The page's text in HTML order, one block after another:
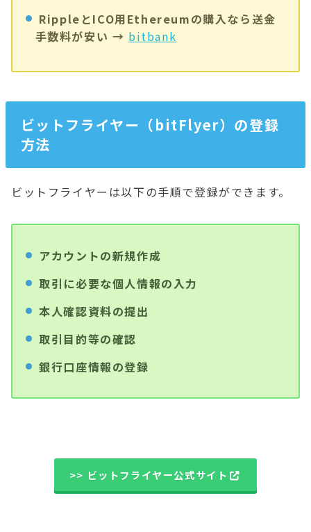
RippleとICO用Ethereumの購入なら送金
手数料が安い → bitbank
ビットフライヤー（bitFlyer）の登録
方法
ビットフライヤーは以下の手順で登録ができます。
アカウントの新規作成
取引に必要な個人情報の入力
本人確認資料の提出
取引目的等の確認
銀行口座情報の登録
>> ビットフライヤー公式サイト